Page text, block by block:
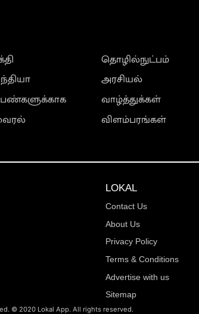
தொழில்நுட்பம்
அரசியல்
வாழ்த்துக்கள்
விளம்பரங்கள்
LOKAL
Contact Us
About Us
Privacy Policy
Terms & Conditions
Advertise with us
Sitemap
© 2020 Lokal App. All rights reserved.